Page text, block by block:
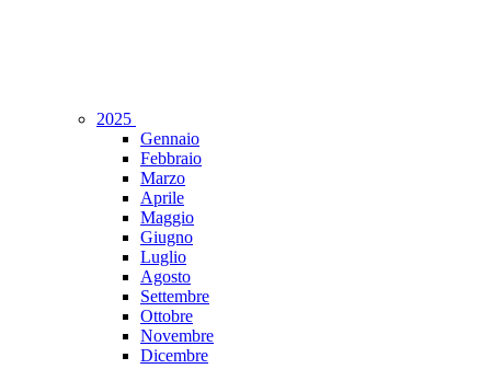
2025
Gennaio
Febbraio
Marzo
Aprile
Maggio
Giugno
Luglio
Agosto
Settembre
Ottobre
Novembre
Dicembre